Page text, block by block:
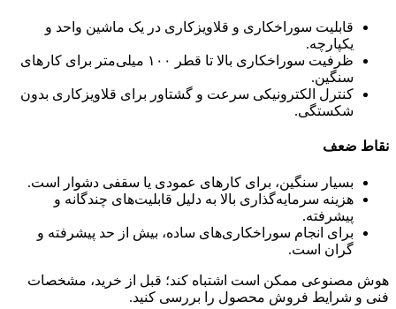
قابلیت سوراخکاری و قلاویزکاری در یک ماشین واحد و
یکپارچه.
ظرفیت سوراخکاری بالا تا قطر ۱۰۰ میلی‌متر برای کارهای
سنگین.
کنترل الکترونیکی سرعت و گشتاور برای قلاویزکاری بدون
شکستگی.
نقاط ضعف
بسیار سنگین، برای کارهای عمودی یا سقفی دشوار است.
هزینه سرمایه‌گذاری بالا به دلیل قابلیت‌های چندگانه و
پیشرفته.
برای انجام سوراخکاری‌های ساده، بیش از حد پیشرفته و
گران است.
هوش مصنوعی ممکن است اشتباه کند؛ قبل از خرید، مشخصات
فنی و شرایط فروش محصول را بررسی کنید.